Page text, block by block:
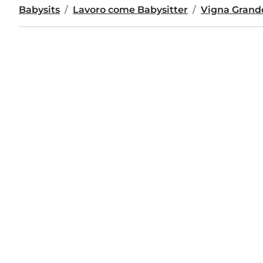
Babysits Lavoro come Babysitter Vigna